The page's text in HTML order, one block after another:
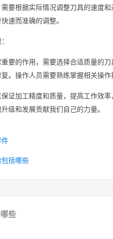
要根据实际情况调整刀具的速度
速而准确的调整。
要的作用，需要选择合适质量的
。操作人员需要熟练掌握相关操作
证加工精度和质量，提高工作效
级和发展贡献我们自己的力量。
括哪些
些